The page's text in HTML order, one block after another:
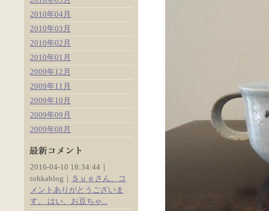
2010年04月
2010年03月
2010年02月
2010年01月
2009年12月
2009年11月
2009年10月
2009年09月
2009年08月
2016-04-10 18:34:44｜
tohkablog｜
Ｓｕｅさん、コ
メントありがとうございま
す。 はい、お豆ちゃ...